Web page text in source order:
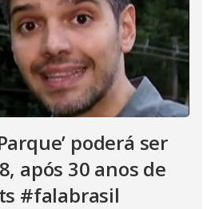
poderá ser
após 30 anos de
#falabrasil